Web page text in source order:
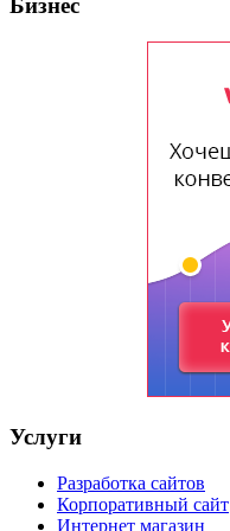
Бизнес
Услуги
Разработка сайтов
Корпоративный сайт
Интернет магазин